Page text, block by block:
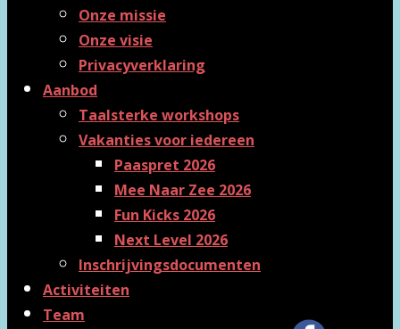
Onze missie
Onze visie
Privacyverklaring
Aanbod
Taalsterke workshops
Vakanties voor iedereen
Paaspret 2026
Mee Naar Zee 2026
Fun Kicks 2026
Next Level 2026
Inschrijvingsdocumenten
Activiteiten
Team